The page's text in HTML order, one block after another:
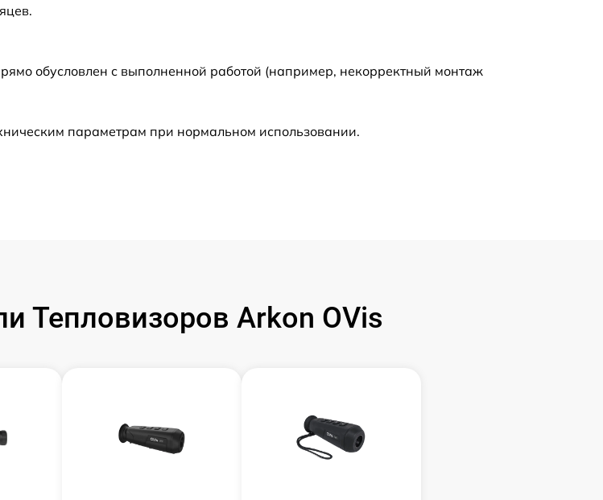
от 60 мин 450 р
450 р
обусловлен с выполненной работой (например, некорректный монтаж
параметрам при нормальном использовании.
Тепловизоров Arkon OVis